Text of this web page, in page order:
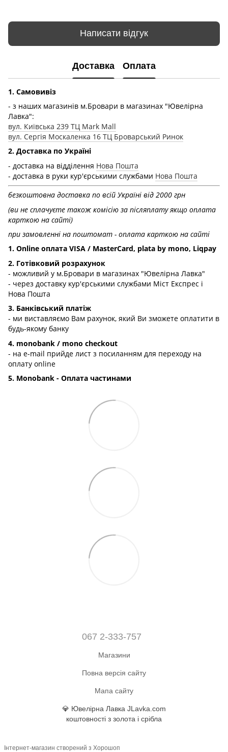
Написати відгук
Доставка Оплата
1. Самовивіз
- з наших магазинів м.Бровари в магазинах "Ювелірна
Лавка":
вул. Київська 239 ТЦ Mark Mall
вул. Сергія Москаленка 16 ТЦ Броварський Ринок
2. Доставка по Україні
- доставка на відділення Нова Пошта
- доставка в руки кур'єрськими службами Нова Пошта
безкоштовна доставка по всій Україні від 2000 грн
(ви не сплачуєте також комісію за післяплату якщо оплата
карткою на сайті)
при замовленні на поштомат - оплата карткою на сайті
1. Online оплата VISA / MasterCard, plata by mono, Liqpay
2. Готівковий розрахунок
- можливий у м.Бровари в магазинах "Ювелірна Лавка"
- через доставку кур'єрськими службами Міст Експрес і
Нова Пошта
3. Банківський платіж
- ми виставляємо Вам рахунок, який Ви зможете оплатити в
будь-якому банку
4. monobank / mono checkout
- на e-mail прийде лист з посиланням для переходу на
оплату online
5. Monobank - Оплата частинами
067 2-333-757
Магазини
Повна версія сайту
Мапа сайту
💎 Ювелірна Лавка JLavka.com
коштовності з золота і срібла
Інтернет-магазин створений з Хорошоп